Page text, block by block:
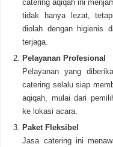
catering aqiqah ini
tidak hanya lezat,
diolah dengan higienis
terjaga.
Pelayanan Profesional
Pelayanan yang
catering selalu siap
aqiqah, mulai dari
ke lokasi acara.
Paket Fleksibel
Jasa catering ini